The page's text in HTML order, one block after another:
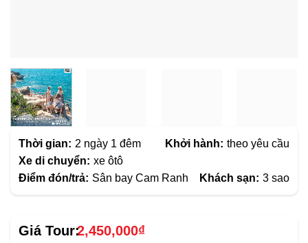
Thời gian: 2 ngày 1 đêm Khởi hành: theo yêu cầu
Xe di chuyển: xe ôtô
Điểm đón/trả: Sân bay Cam Ranh Khách sạn: 3 sao
2,450,000₫